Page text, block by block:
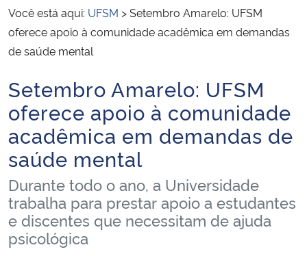
Ministério das Relações Exteriores
Ministério da Economia
Ministério da Infraestrutura
Ministério da Agricultura, Pecuária e Abastecimento
Ministério da Educação
Ministério da Cidadania
Ministério da Saúde
Você está aqui: UFSM >Setembro Amarelo: UFSM
oferece apoio à comunidade acadêmica em demandas
de saúde mental
Início do conteúdo
Setembro Amarelo: UFSM
oferece apoio à comunidade
acadêmica em demandas de
saúde mental
Durante todo o ano, a Universidade
trabalha para prestar apoio a estudantes
e discentes que necessitam de ajuda
psicológica